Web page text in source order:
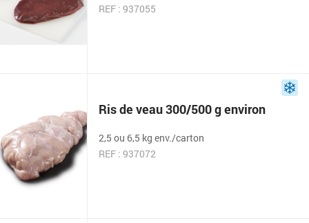
REF : 937055
Ris de veau 300/500 g environ
2,5 ou 6,5 kg env./carton
REF : 937072